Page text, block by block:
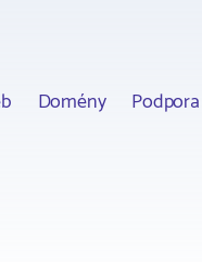
Domény Podpora